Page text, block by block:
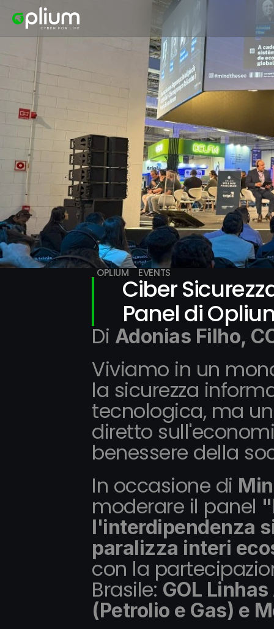
OPLIUM EVENTS
Ciber
Panel di
Di Adonias Filho,
Viviamo in un
la sicurezza
tecnologica, ma
diretto
benessere della
In occasione di
moderare il panel
l'interdipendenza
paralizza interi
con la
Brasile: GOL
(Petrolio e Gas) e